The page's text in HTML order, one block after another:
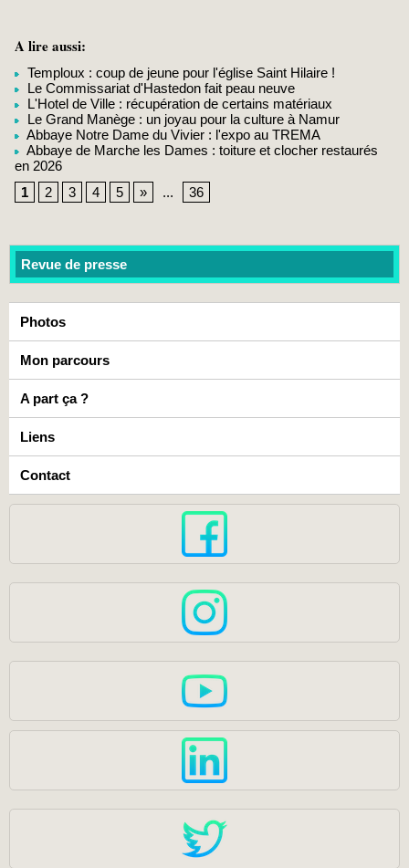
A lire aussi:
Temploux : coup de jeune pour l'église Saint Hilaire !
Le Commissariat d'Hastedon fait peau neuve
L'Hotel de Ville : récupération de certains matériaux
Le Grand Manège : un joyau pour la culture à Namur
Abbaye Notre Dame du Vivier : l'expo au TREMA
Abbaye de Marche les Dames : toiture et clocher restaurés
en 2026
1
2 3 4 5 » ... 36
Revue de presse
Photos
Mon parcours
A part ça ?
Liens
Contact